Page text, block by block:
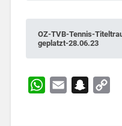
OZ-TVB-Tennis-
geplatzt-28.06.23
WhatsApp
Email